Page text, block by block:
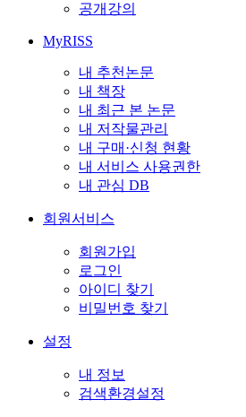
공개강의
MyRISS
내 추천논문
내 책장
내 최근 본 논문
내 저작물관리
내 구매·신청 현황
내 서비스 사용권한
내 관심 DB
회원서비스
회원가입
로그인
아이디 찾기
비밀번호 찾기
설정
내 정보
검색환경설정